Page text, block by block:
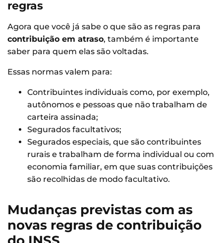
regras
Agora que você já sabe o que são as regras para
contribuição em atraso, também é importante
saber para quem elas são voltadas.
Essas normas valem para:
Contribuintes individuais como, por exemplo,
autônomos e pessoas que não trabalham de
carteira assinada;
Segurados facultativos;
Segurados especiais, que são contribuintes
rurais e trabalham de forma individual ou com
economia familiar, em que suas contribuições
são recolhidas de modo facultativo.
Mudanças previstas com as
novas regras de contribuição